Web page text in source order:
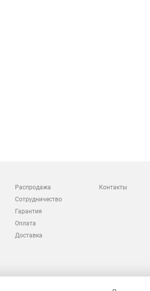
Распродажа
Сотрудничество
Гарантия
Оплата
Доставка
Контакты